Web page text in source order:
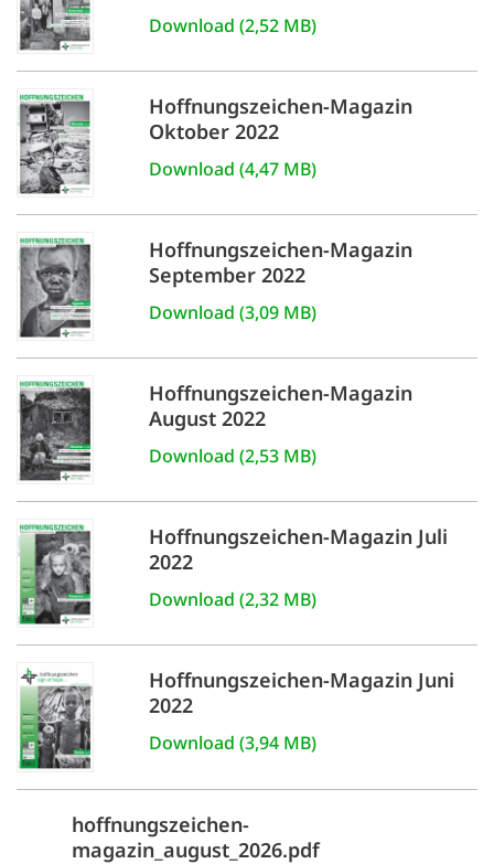
Download (2,52 MB)
Hoffnungszeichen-Magazin
Oktober 2022
Download (4,47 MB)
Hoffnungszeichen-Magazin
September 2022
Download (3,09 MB)
Hoffnungszeichen-Magazin
August 2022
Download (2,53 MB)
Hoffnungszeichen-Magazin Juli
2022
Download (2,32 MB)
Hoffnungszeichen-Magazin Juni
2022
Download (3,94 MB)
hoffnungszeichen-
magazin_august_2026.pdf